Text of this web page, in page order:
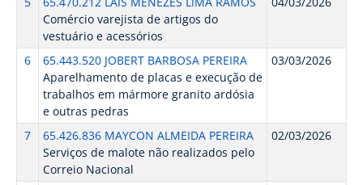
Comércio varejista de artigos do
vestuário e acessórios
6
65.443.520 JOBERT BARBOSA PEREIRA
Aparelhamento de placas e execução de
trabalhos em mármore granito ardósia
e outras pedras
03/03/2026
7
65.426.836 MAYCON ALMEIDA PEREIRA
Serviços de malote não realizados pelo
Correio Nacional
02/03/2026